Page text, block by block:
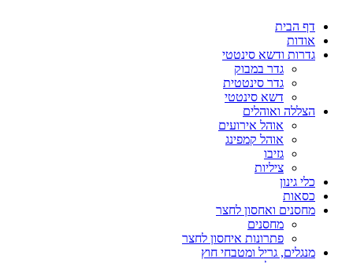
דף הבית
אודות
גדרות ודשא סינטטי
גדר במבוק
גדר סינטטית
דשא סינטטי
הצללה ואוהלים
אוהל אירועים
אוהל קמפינג
גזיבו
ציליות
כלי גינון
כסאות
מחסנים ואחסון לחצר
מחסנים
פתרונות איחסון לחצר
מנגלים, גריל ומטבחי חוץ